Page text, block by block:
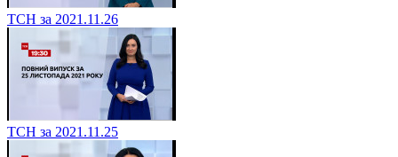
ТСН за 2021.11.26
ТСН за 2021.11.25